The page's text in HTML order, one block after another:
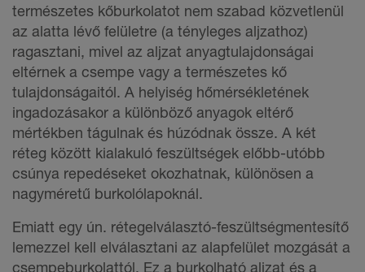
természetes kőburkolatot nem szabad közvetlenül
az alatta lévő felületre (a tényleges aljzathoz)
ragasztani, mivel az aljzat anyagtulajdonságai
eltérnek a csempe vagy a természetes kő
tulajdonságaitól. A helyiség hőmérsékletének
ingadozásakor a különböző anyagok eltérő
mértékben tágulnak és húzódnak össze. A két
réteg között kialakuló feszültségek előbb-utóbb
csúnya repedéseket okozhatnak, különösen a
nagyméretű burkolólapoknál.
Emiatt egy ún. rétegelválasztó-feszültségmentesítő
lemezzel kell elválasztani az alapfelület mozgását a
csempeburkolattól. Ez a burkolható aljzat és a